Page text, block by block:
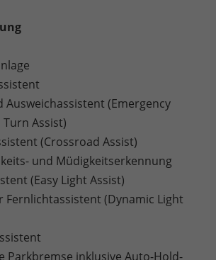
Ausweichassistent (Emergency
Assist)
(Crossroad Assist)
und Müdigkeitserkennung
(Easy Light Assist)
Fernlichtassistent (Dynamic Light
Parkbremse inklusive Auto-Hold-